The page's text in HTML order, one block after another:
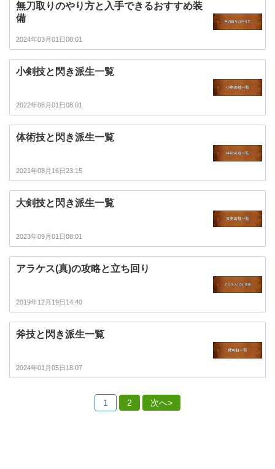
無刀取りのやり方と入手できるおすすめ装
備
2024年03月01日08:01
小剣技と閃き派生一覧
2022年06月01日08:01
体術技と閃き派生一覧
2021年08月16日23:15
大剣技と閃き派生一覧
2023年09月01日08:01
アラケス(真)の攻略と立ち回り
2019年12月19日14:40
斧技と閃き派生一覧
2024年01月05日18:07
1 2 次へ>